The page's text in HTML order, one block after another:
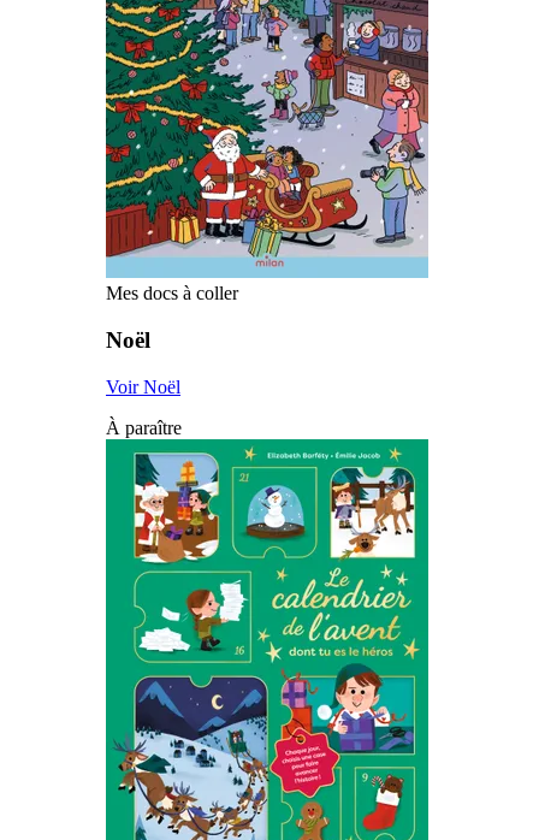
Mes docs à coller
Noël
Voir Noël
À paraître